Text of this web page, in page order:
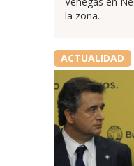
la zona.
ACTUALIDAD